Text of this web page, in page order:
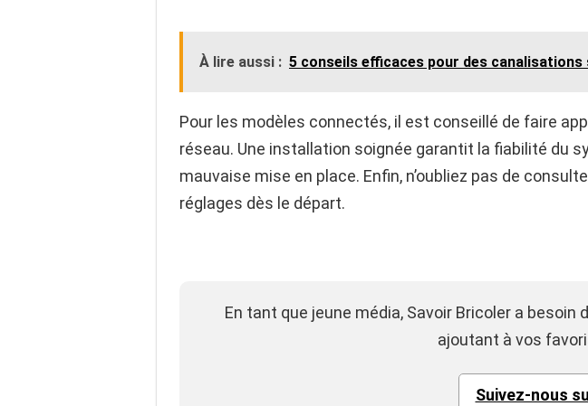
À lire aussi : 5 conseils efficaces pour des canalisations
Pour les modèles connectés, il est conseillé de faire
réseau. Une installation soignée garantit la fiabilité du
mauvaise mise en place. Enfin, n’oubliez pas de
réglages dès le départ.
En tant que jeune média, Savoir Bricoler a
ajoutant à vos
Suivez-nous